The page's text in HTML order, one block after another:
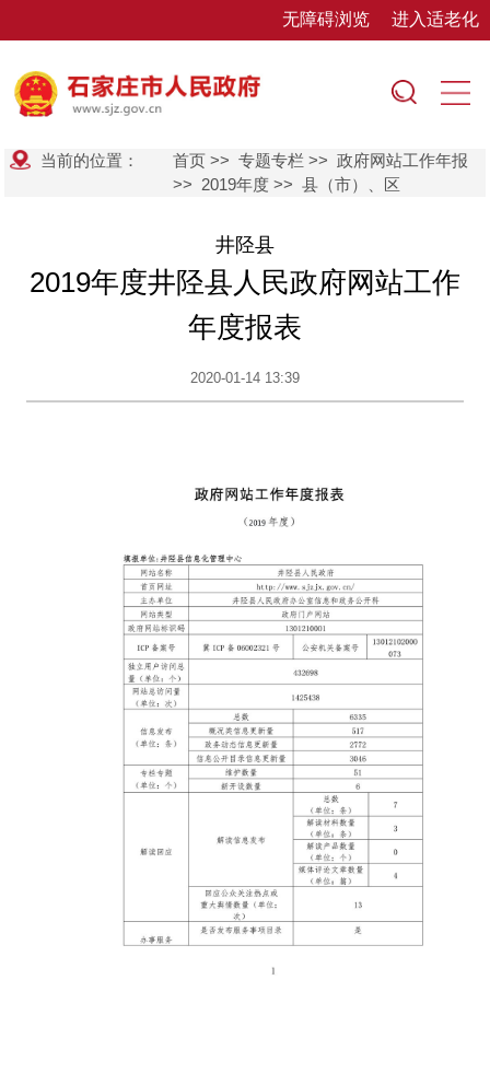
无障碍浏览 进入适老化
当前的位置： 首页 >>专题专栏 >>政府网站工作年报
>> 2019年度 >>县（市）、区
井陉县
2019年度井陉县人民政府网站工作
年度报表
2020-01-14 13:39